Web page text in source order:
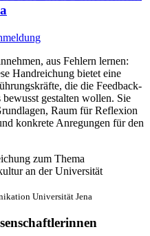
aus Fehlern lernen:
Handreichung bietet eine
die die Feedback-
gestalten wollen. Sie
Raum für Reflexion
konkrete Anregungen für den
Universität Jena